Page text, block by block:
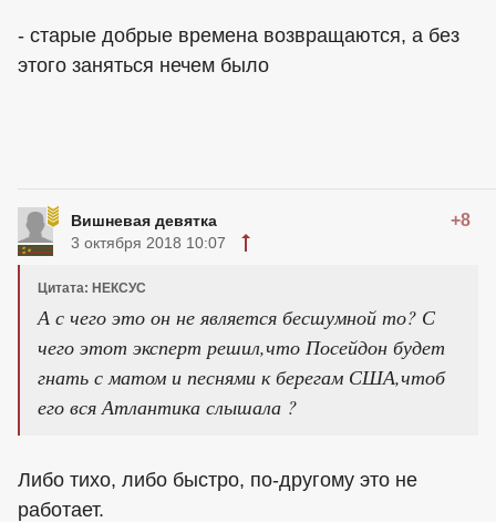
- старые добрые времена возвращаются, а без
этого заняться нечем было
Вишневая девятка +8
3 октября 2018 10:07
Цитата: НЕКСУС
А с чего это он не является бесшумной то? С
чего этот эксперт решил,что Посейдон будет
гнать с матом и песнями к берегам США,чтоб
его вся Атлантика слышала ?
Либо тихо, либо быстро, по-другому это не
работает.